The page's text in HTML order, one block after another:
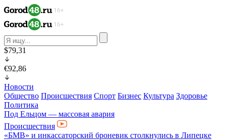
$79,31
€92,86
Новости
Общество Происшествия Спорт Бизнес Культура Здоровье
Политика
Под Ельцом — массовая авария
Происшествия
«БМВ» и инкассаторский броневик столкнулись в Липецке